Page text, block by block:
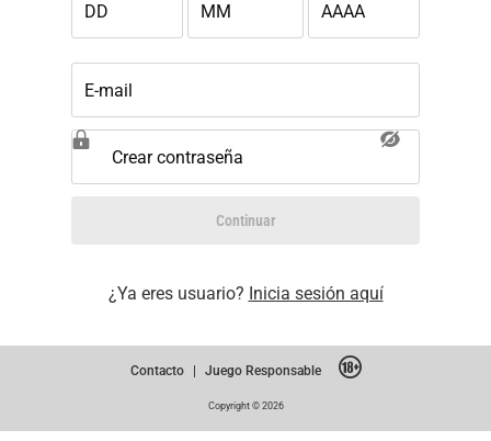
DD MM AAAA
E-mail
Crear contraseña
Continuar
¿Ya eres usuario? Inicia sesión aquí
Contacto | Juego Responsable
Copyright © 2026